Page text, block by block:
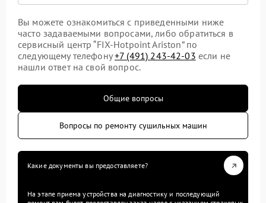
Вы можете ознакомиться с приведенными ниже
часто задаваемыми вопросами, либо обратиться в
сервисный центр “FIX-Hotpoint Ariston” по
следующему телефону+7 (491) 243-42-03 если не
нашли ответ на свой вопрос.
Общие вопросы
Вопросы по ремонту сушильных машин
Какие документы вы предоставляете?
На этапе приема устройства на диагностику и последующий